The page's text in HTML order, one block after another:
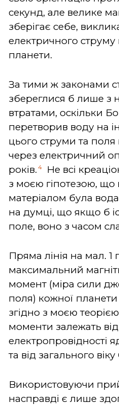
секунд, але велике
зберігає себе,
електричного струму
планети.
За тими ж законами
збереглися б лише з
втратами, оскільки
перетворив воду на
цього струми та
через електричний
років. 4
Не всі
з моєю гіпотезою, що
матеріалом була
на думці, що якщо б
поле, воно з часом
Пряма лінія на мал. 1
максимальний
момент (міра сили
поля) кожної
згідно з моєю
моменти залежать
електропровідності
та від загального
Використовуючи
насправді є лише